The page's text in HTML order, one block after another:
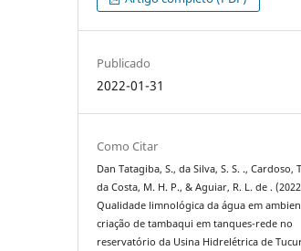
Publicado
2022-01-31
Como Citar
Dan Tatagiba, S., da Silva, S. S. ., Cardoso,
da Costa, M. H. P., & Aguiar, R. L. de .
Qualidade limnológica da água em
criação de tambaqui em tanques-rede no
reservatório da Usina Hidrelétrica de